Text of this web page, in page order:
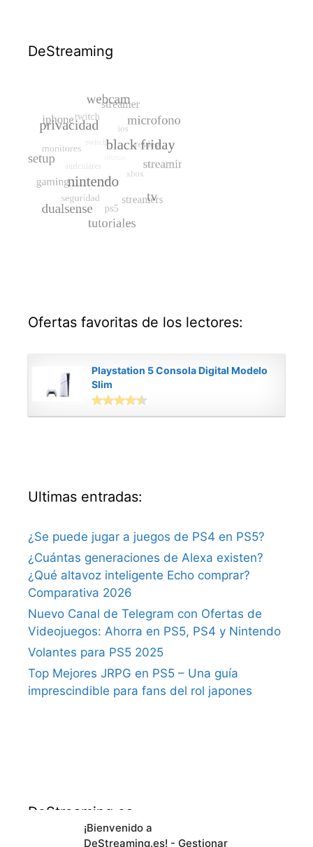
¡Bienvenido a
DeStreaming.es! - Gestionar
DeStreaming
Ofertas favoritas de los lectores:
Playstation 5 Consola Digital Modelo
Slim
Ultimas entradas:
¿Se puede jugar a juegos de PS4 en PS5?
¿Cuántas generaciones de Alexa existen?
¿Qué altavoz inteligente Echo comprar?
Comparativa 2026
Nuevo Canal de Telegram con Ofertas de
Videojuegos: Ahorra en PS5, PS4 y Nintendo
Volantes para PS5 2025
Top Mejores JRPG en PS5 – Una guía
imprescindible para fans del rol japones
DeStreaming.es